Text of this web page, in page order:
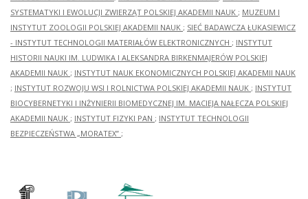
SYSTEMATYKI I EWOLUCJI ZWIERZĄT POLSKIEJ AKADEMII NAUK ; MUZEUM I
INSTYTUT ZOOLOGII POLSKIEJ AKADEMII NAUK ; SIEĆ BADAWCZA ŁUKASIEWICZ
- INSTYTUT TECHNOLOGII MATERIAŁÓW ELEKTRONICZNYCH ; INSTYTUT
HISTORII NAUKI IM. LUDWIKA I ALEKSANDRA BIRKENMAJERÓW POLSKIEJ
AKADEMII NAUK ; INSTYTUT NAUK EKONOMICZNYCH POLSKIEJ AKADEMII NAUK
; INSTYTUT ROZWOJU WSI I ROLNICTWA POLSKIEJ AKADEMII NAUK ; INSTYTUT
BIOCYBERNETYKI I INŻYNIERII BIOMEDYCZNEJ IM. MACIEJA NAŁĘCZA POLSKIEJ
AKADEMII NAUK ; INSTYTUT FIZYKI PAN ; INSTYTUT TECHNOLOGII
BEZPIECZEŃSTWA „MORATEX” ;